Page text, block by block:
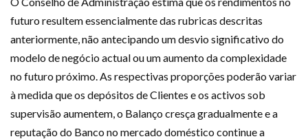
futuro resultem essencialmente das rubricas descritas
anteriormente, não antecipando um desvio significativo do
modelo de negócio actual ou um aumento da complexidade
no futuro próximo. As respectivas proporções poderão variar
à medida que os depósitos de Clientes e os activos sob
supervisão aumentem, o Balanço cresça gradualmente e a
reputação do Banco no mercado doméstico continue a